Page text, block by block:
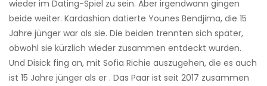
wieder im Dating-Spiel zu sein. Aber irgendwann gingen
beide weiter. Kardashian datierte Younes Bendjima, die 15
Jahre jünger war als sie. Die beiden trennten sich später,
obwohl sie kürzlich wieder zusammen entdeckt wurden.
Und Disick fing an, mit Sofia Richie auszugehen, die es auch
ist 15 Jahre jünger als er . Das Paar ist seit 2017 zusammen